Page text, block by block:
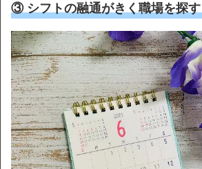
③ シフトの融通がきく職場を探す